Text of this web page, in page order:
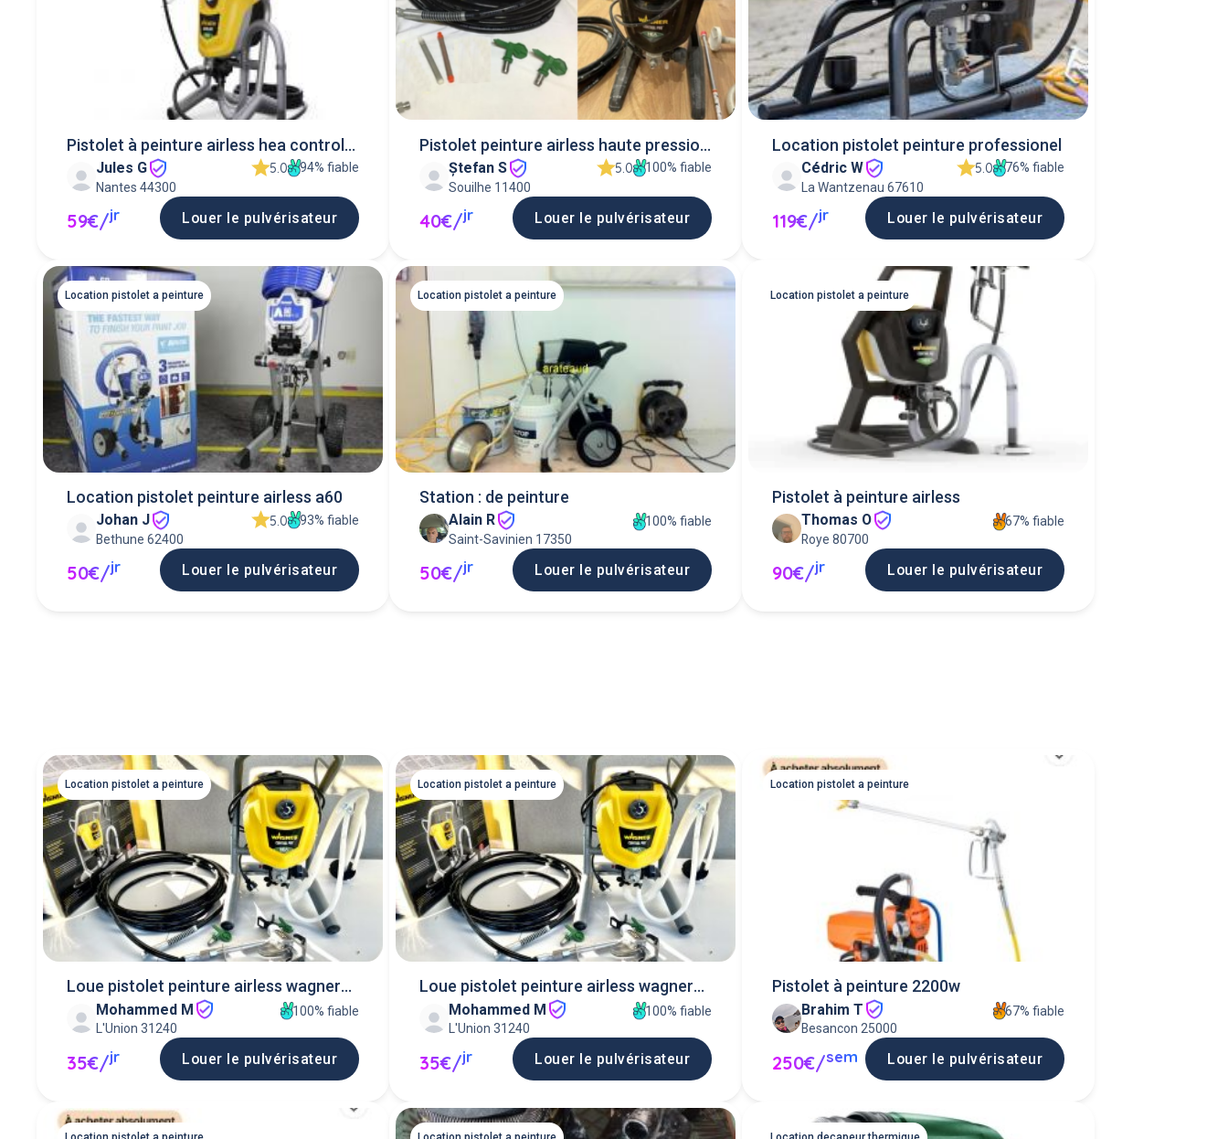
Pistolet à peinture airless hea control
pro Jules G 5.0
94% fiable
Nantes 44300
59€/jr Louer le pulvérisateur
Pistolet peinture airless haute pression
wagner he
Ștefan S 5.0
100% fiable
Souilhe 11400
40€/jr Louer le pulvérisateur
Location pistolet peinture professionel
Cédric W 5.0
76% fiable
La Wantzenau 67610
119€/jr Louer le pulvérisateur
Location pistolet a peinture
Location pistolet peinture airless a60
Johan J 5.0
93% fiable
Bethune 62400
50€/jr Louer le pulvérisateur
Location pistolet a peinture
Station : de peinture
Alain R
100% fiable
Saint-Savinien 17350
50€/jr Louer le pulvérisateur
Location pistolet a peinture
Pistolet à peinture airless
Thomas O
67% fiable
Roye 80700
90€/jr Louer le pulvérisateur
Location pistolet a peinture
Loue pistolet peinture airless wagner
hea 250 pro
Mohammed M
100% fiable
L'Union 31240
35€/jr Louer le pulvérisateur
Location pistolet a peinture
Loue pistolet peinture airless wagner
hea 250 pro
Mohammed M
100% fiable
L'Union 31240
35€/jr Louer le pulvérisateur
Location pistolet a peinture
Pistolet à peinture 2200w
Brahim T
67% fiable
Besancon 25000
250€/sem Louer le pulvérisateur